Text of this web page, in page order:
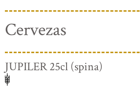
Cervezas
JUPILER 25cl (spina)